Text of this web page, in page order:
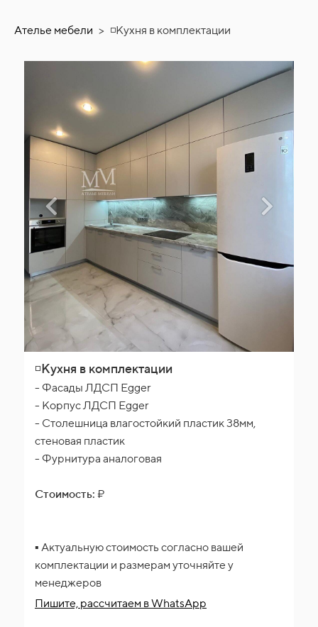
Ателье мебели > ◽Кухня в комплектации
◽Кухня в комплектации
- Фасады ЛДСП Egger
- Корпус ЛДСП Egger
- Столешница влагостойкий пластик 38мм,
стеновая пластик
- Фурнитура аналоговая
Стоимость: ₽
▪️ Актуальную стоимость согласно вашей
комплектации и размерам уточняйте у
менеджеров
Пишите, рассчитаем в WhatsApp